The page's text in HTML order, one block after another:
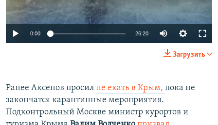
1080p
0:00 26:20
270p
Загрузить
Ранее Аксенов просил не ехать в Крым, пока не
закончатся карантинные мероприятия.
Подконтрольный Москве министр курортов и